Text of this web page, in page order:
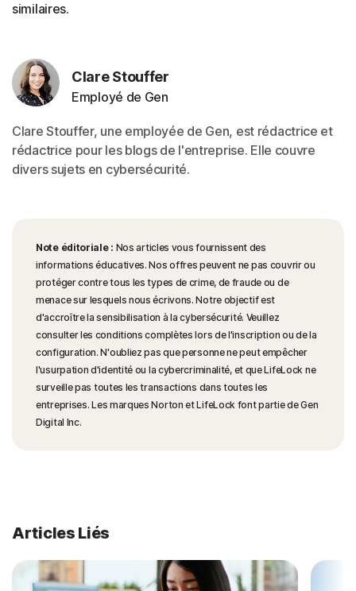
similaires.
Clare Stouffer
Employé de Gen
Clare Stouffer, une employée de Gen, est rédactrice et
rédactrice pour les blogs de l'entreprise. Elle couvre
divers sujets en cybersécurité.
Note éditoriale : Nos articles vous fournissent des
informations éducatives. Nos offres peuvent ne pas couvrir ou
protéger contre tous les types de crime, de fraude ou de
menace sur lesquels nous écrivons. Notre objectif est
d'accroître la sensibilisation à la cybersécurité. Veuillez
consulter les conditions complètes lors de l'inscription ou de la
configuration. N'oubliez pas que personne ne peut empêcher
l'usurpation d'identité ou la cybercriminalité, et que LifeLock ne
surveille pas toutes les transactions dans toutes les
entreprises. Les marques Norton et LifeLock font partie de Gen
Digital Inc.
Articles Liés